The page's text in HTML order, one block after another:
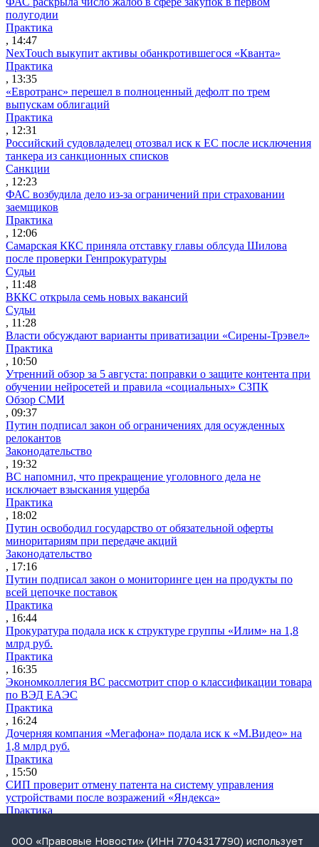
полугодии
Практика
, 14:47
NexTouch выкупит активы обанкротившегося «Кванта»
Практика
, 13:35
«Евротранс» перешел в полноценный дефолт по трем
выпускам облигаций
Практика
, 12:31
Российский судовладелец отозвал иск к ЕС после исключения
танкера из санкционных списков
Санкции
, 12:23
ФАС возбудила дело из-за ограничений при страховании
заемщиков
Практика
, 12:06
Самарская ККС приняла отставку главы облсуда Шилова
после проверки Генпрокуратуры
Судьи
, 11:48
ВККС открыла семь новых вакансий
Судьи
, 11:28
Власти обсуждают варианты приватизации «Сирены-Трэвел»
Практика
, 10:50
Утренний обзор за 5 августа: поправки о защите контента при
обучении нейросетей и правила «социальных» СЗПК
Обзор СМИ
, 09:37
Путин подписал закон об ограничениях для осужденных
релокантов
Законодательство
, 19:32
ВС напомнил, что прекращение уголовного дела не
исключает взыскания ущерба
Практика
, 18:02
Путин освободил государство от обязательной оферты
миноритариям при передаче акций
Законодательство
, 17:16
Путин подписал закон о мониторинге цен на продукты по
всей цепочке поставок
Практика
, 16:44
Прокуратура подала иск к структуре группы «Илим» на 1,8
млрд руб.
Практика
, 16:35
Экономколлегия ВС рассмотрит спор о классификации товара
по ВЭД ЕАЭС
Практика
, 16:24
Дочерняя компания «Мегафона» подала иск к «М.Видео» на
1,8 млрд руб.
Практика
, 15:50
СИП проверит отмену патента на систему управления
устройствами после возражений «Яндекса»
Практика
Суды 10 стран рассматривают иски российской «дочки»
ООО «Правовые Новости» (ИНН 7704317790) использует